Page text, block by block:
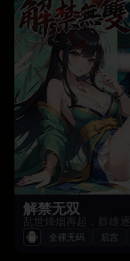
解禁无双
全裸无码 后宫